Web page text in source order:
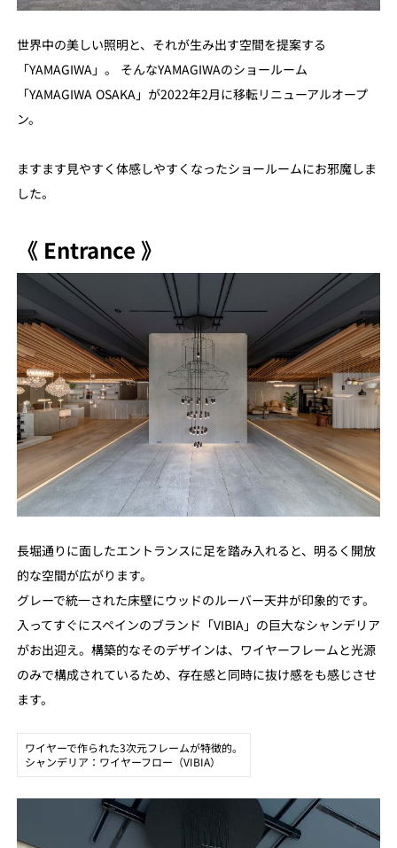
世界中の美しい照明と、それが生み出す空間を提案する
「YAMAGIWA」。 そんなYAMAGIWAのショールーム
「YAMAGIWA OSAKA」が2022年2月に移転リニューアルオープ
ン。
ますます見やすく体感しやすくなったショールームにお邪魔しま
した。
《 Entrance 》
長堀通りに面したエントランスに足を踏み入れると、明るく開放
的な空間が広がります。
グレーで統一された床壁にウッドのルーバー天井が印象的です。
入ってすぐにスペインのブランド「VIBIA」の巨大なシャンデリア
がお出迎え。構築的なそのデザインは、ワイヤーフレームと光源
のみで構成されているため、存在感と同時に抜け感をも感じさせ
ます。
ワイヤーで作られた3次元フレームが特徴的。
シャンデリア：ワイヤーフロー（VIBIA）